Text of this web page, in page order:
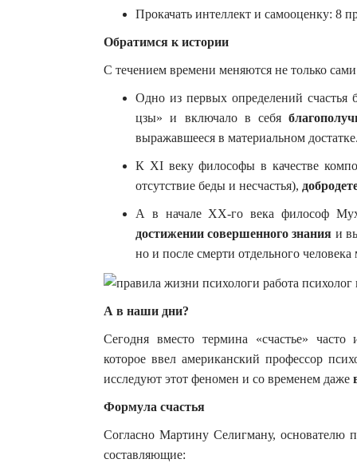
Прокачать интеллект и самооценку: 8
Обратимся к истории
С течением времени меняются не только
Одно из первых определений счастья
цзы» и включало в себя
выражавшееся в материальном
К XI веку философы в качестве
отсутствие беды и несчастья),
А в начале ХХ-го века философ
достижении совершенного знания и
но и после смерти отдельного человека
А в наши дни?
Сегодня вместо термина «счастье» часто
которое ввел американский профессор
исследуют этот феномен и со временем даже
Формула счастья
Согласно Мартину Селигману, основателю
составляющие: